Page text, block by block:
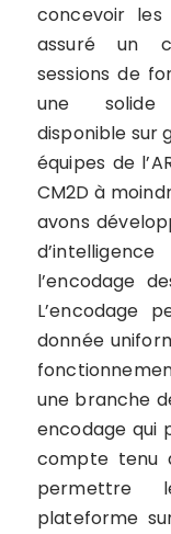
concevoir
assuré un
sessions de
une solide
disponible sur
équipes de
CM2D à
avons
l’encodage
L’encodage
donnée
une branche
encodage qui
compte tenu
permettre
plateforme